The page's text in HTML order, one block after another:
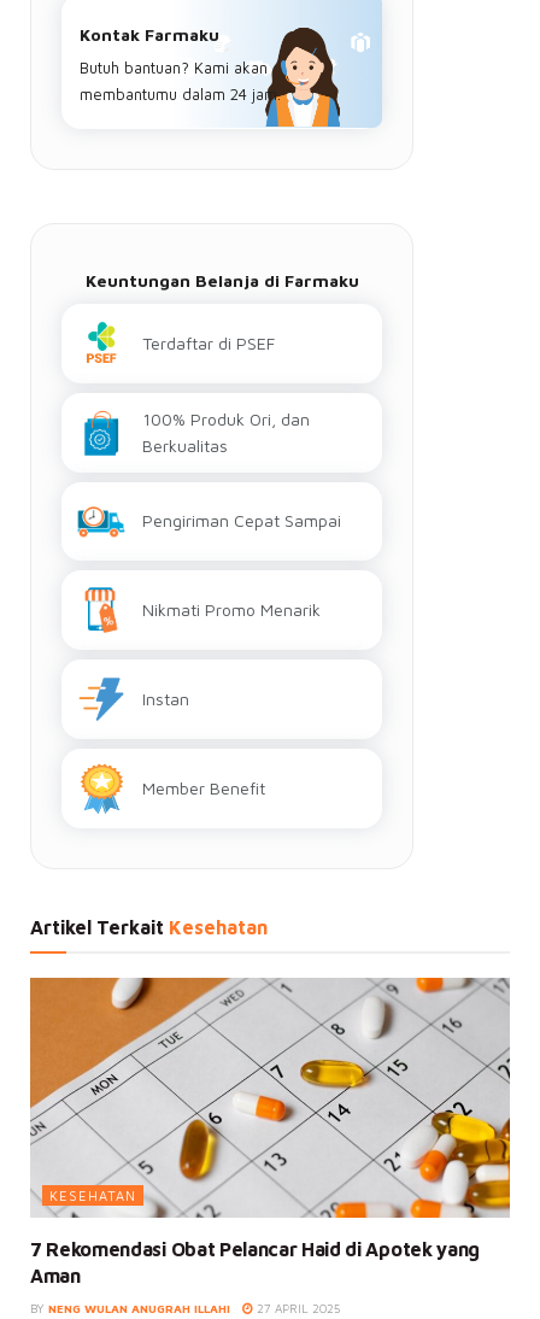
Kontak Farmaku
Butuh bantuan? Kami akan
membantumu dalam 24 jam.
Keuntungan Belanja di Farmaku
Terdaftar di PSEF
100% Produk Ori, dan
Berkualitas
Pengiriman Cepat Sampai
Nikmati Promo Menarik
Instan
Member Benefit
Artikel Terkait Kesehatan
KESEHATAN
7 Rekomendasi Obat Pelancar Haid di Apotek yang
Aman
BY NENG WULAN ANUGRAH ILLAHI 27 APRIL 2025